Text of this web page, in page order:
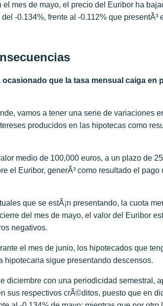
mes de mayo, el precio del Euribor ha
-0.134%, frente al -0.112% que presentÃ³
ocasionado que la tasa mensual caiga en
vamos a tener una serie de variaciones
producidos en las hipotecas como
medio de 100,000 euros, a un plazo de
el Euribor, generÃ³ como resultado el pago
que se estÃ¡n presentando, la cuota
del mes de mayo, el valor del Euribor
negativos.
el mes de junio, los hipotecados que
hipotecaria sigue presentando descensos.
diciembre con una periodicidad semestral,
sus respectivos crÃ©ditos, puesto que en